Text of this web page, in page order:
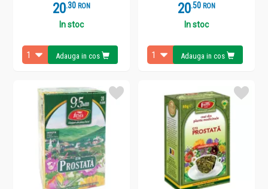
20.3 RON
In stoc
Adauga in cos
20.5 RON
In stoc
Adauga in cos